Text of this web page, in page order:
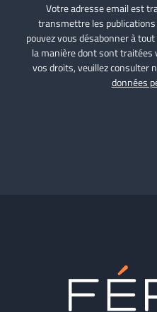
Votre adresse email est
transmettre les
pouvez vous désabonner à
la manière dont sont traitées
vos droits, veuillez consulter
données